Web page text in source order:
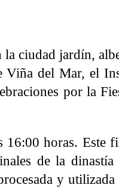
ciudad jardín,
Viña del Mar, el
por la
16:00 horas. Este
de la dinastía
y utilizada